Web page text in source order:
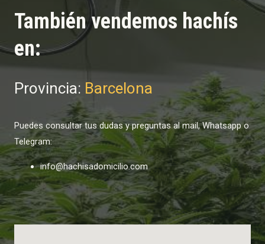
También vendemos hachís
en:
Provincia: Barcelona
Puedes consultar tus dudas y preguntas al mail, Whatsapp o
Telegram:
info@hachisadomicilio.com